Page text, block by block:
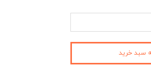
سبد خرید